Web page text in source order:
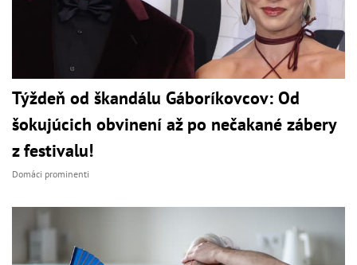
Týždeň od škandálu Gáboríkovcov: Od
šokujúcich obvinení až po nečakané zábery
z festivalu!
Domáci prominenti